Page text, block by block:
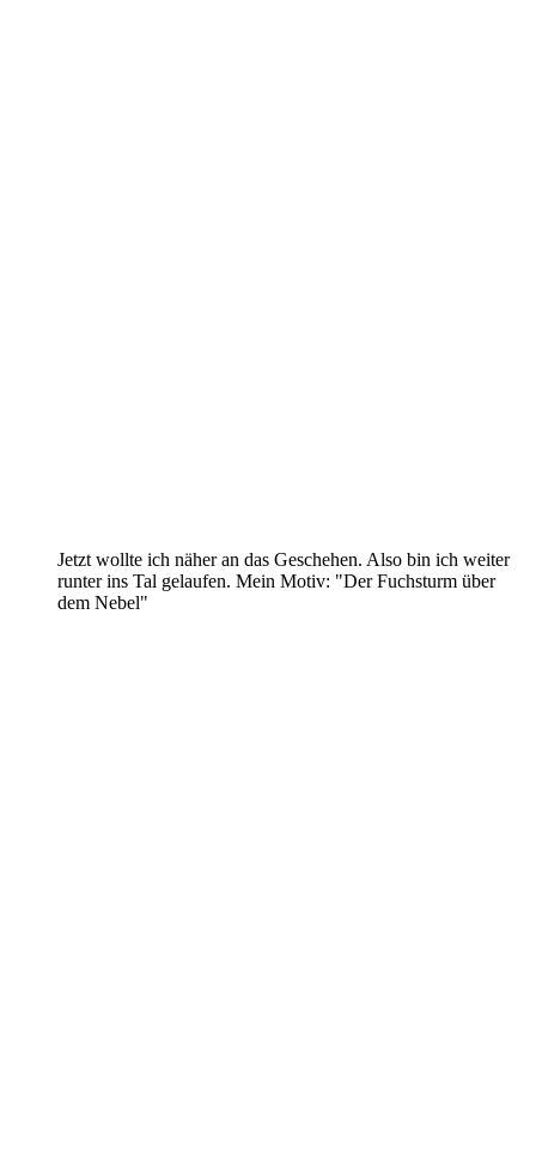
Jetzt wollte ich näher an das Geschehen. Also bin ich weiter
runter ins Tal gelaufen. Mein Motiv: "Der Fuchsturm über
dem Nebel"